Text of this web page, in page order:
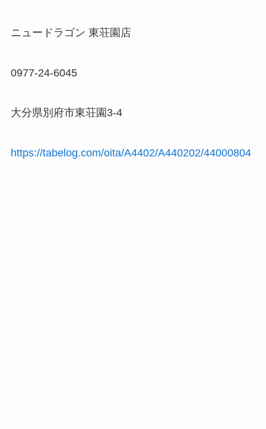
ニュードラゴン 東荘園店
0977-24-6045
大分県別府市東荘園3-4
https://tabelog.com/oita/A4402/A440202/44000804